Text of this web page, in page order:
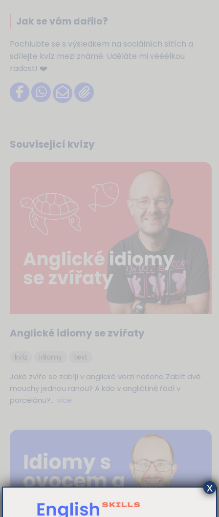
Jak se vám dařilo?
Pochlubte se s výsledkem na sociálních sítích a
sdílejte kvíz mezi známé. Uděláte mi vééélkou
radost! ❤️
Související kvízy
Anglické idiomy se zvířaty
kvíz idiomy test
Jaké zvíře se zabíjí v anglické verzi našeho Zabít dvě
mouchy jednou ranou? A kdo v angličtině řádí v
porcelánu?… více
x